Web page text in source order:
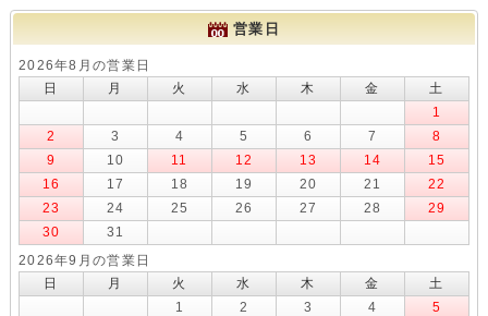
営業日
2026年8月の営業日
日
月 火 水 木 金
土
1
2
3 4 5 6 7
8
9
10 11 12 13 14
15
16
17 18 19 20 21
22
23
24 25 26 27 28
29
30
31
2026年9月の営業日
日
月 火 水 木 金
土
1
2 3 4 5